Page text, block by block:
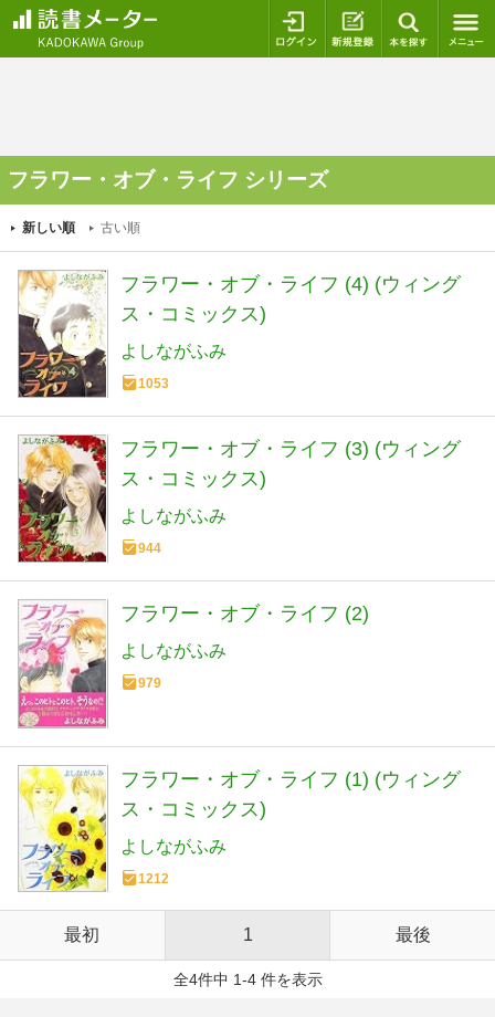
ログイン 新規登録
フラワー・オブ・ライフ シリーズ
新しい順 古い順
フラワー・オブ・ライフ (4) (ウィング
ス・コミックス)
よしながふみ
1053
フラワー・オブ・ライフ (3) (ウィング
ス・コミックス)
よしながふみ
944
フラワー・オブ・ライフ (2)
よしながふみ
979
フラワー・オブ・ライフ (1) (ウィング
ス・コミックス)
よしながふみ
1212
最初 1 最後
全4件中 1-4 件を表示